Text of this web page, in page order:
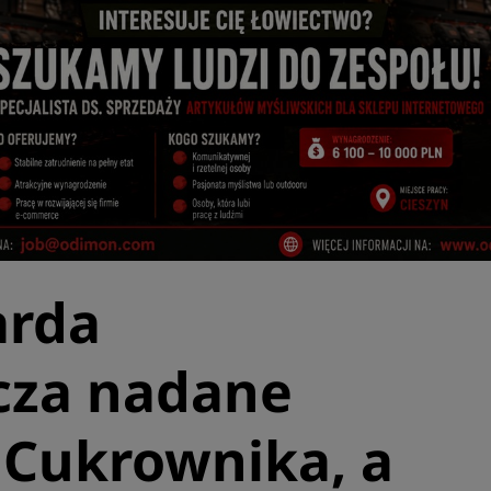
nadane
a